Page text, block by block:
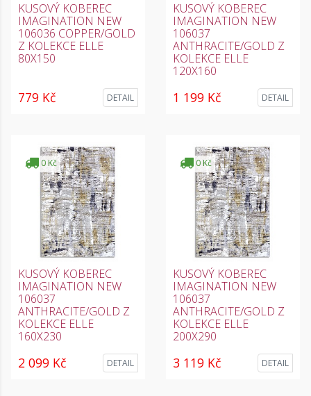
KUSOVÝ KOBEREC
IMAGINATION NEW
106036 COPPER/GOLD
Z KOLEKCE ELLE
80X150
779 Kč DETAIL
KUSOVÝ KOBEREC
IMAGINATION NEW
106037
ANTHRACITE/GOLD Z
KOLEKCE ELLE
120X160
1 199 Kč DETAIL
0 Kč
KUSOVÝ KOBEREC
IMAGINATION NEW
106037
ANTHRACITE/GOLD Z
KOLEKCE ELLE
160X230
2 099 Kč DETAIL
0 Kč
KUSOVÝ KOBEREC
IMAGINATION NEW
106037
ANTHRACITE/GOLD Z
KOLEKCE ELLE
200X290
3 119 Kč DETAIL